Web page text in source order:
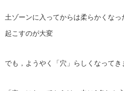
土ゾーンに入ってからは柔らかくな
起こすのが大変
でも，ようやく「穴」らしくなってき